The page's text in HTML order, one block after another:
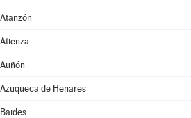
Atanzón
Atienza
Auñón
Azuqueca de Henares
Baides